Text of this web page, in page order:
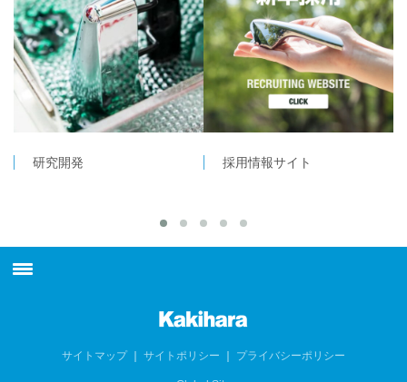
研究開発 採用情報サイト
柿原工業について
サイトマップ｜ サイトポリシー プライバシーポリシー